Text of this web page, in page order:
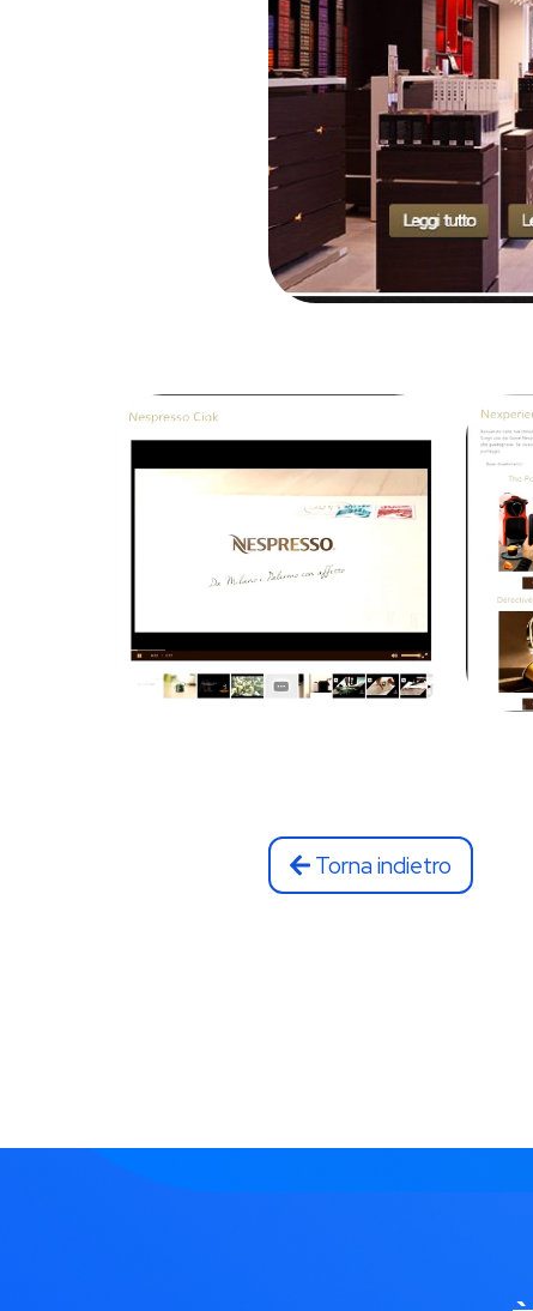
Torna indietro